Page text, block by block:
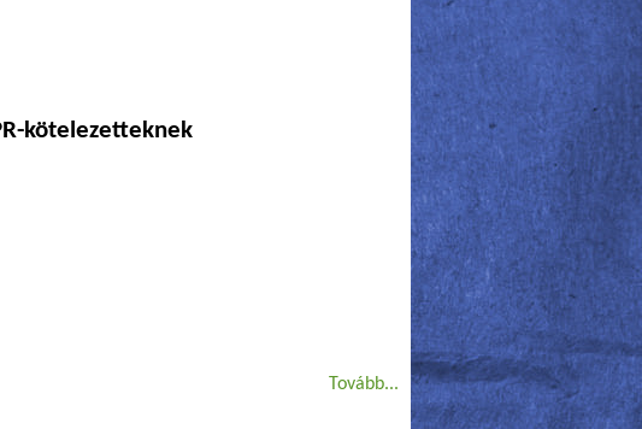
kötelezetteknek
Tovább...